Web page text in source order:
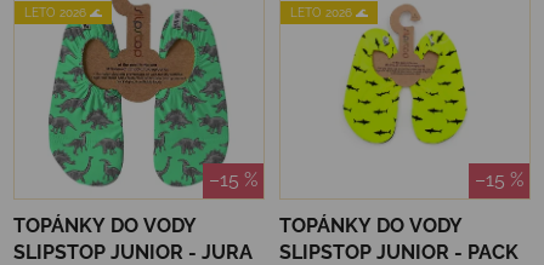
LETO 2026 🌊
–15 %
TOPÁNKY DO VODY
SLIPSTOP JUNIOR - JURA
LETO 2026 🌊
–15 %
TOPÁNKY DO VODY
SLIPSTOP JUNIOR - PACK